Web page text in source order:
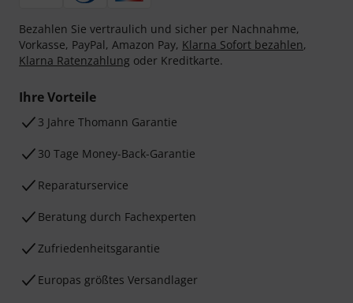
Bezahlen Sie vertraulich und sicher per Nachnahme,
Vorkasse, PayPal, Amazon Pay, Klarna Sofort bezahlen,
Klarna Ratenzahlung oder Kreditkarte.
Ihre Vorteile
3 Jahre Thomann Garantie
30 Tage Money-Back-Garantie
Reparaturservice
Beratung durch Fachexperten
Zufriedenheitsgarantie
Europas größtes Versandlager